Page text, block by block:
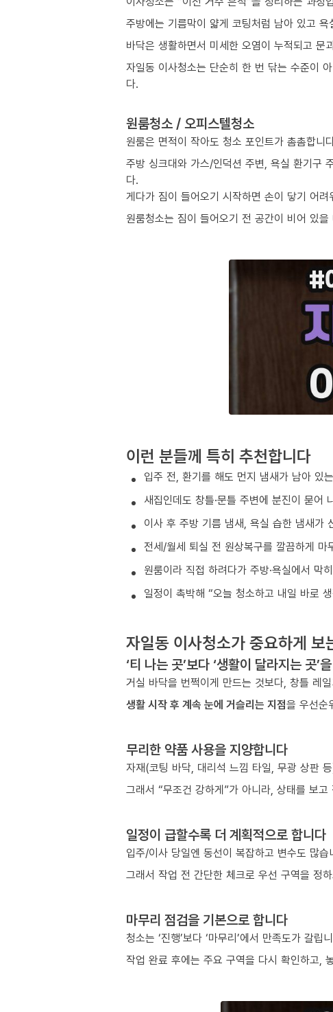
주방에는 기름막이 얇게 코팅처럼 남아 있고
바닥은 생활하면서 미세한 오염이 누적되고 문
자일동 이사청소는 단순히 한 번 닦는 수준이
다.
원룸청소 / 오피스텔청소
원룸은 면적이 작아도 청소 포인트가 촘촘합니
주방 싱크대와 가스/인덕션 주변, 욕실 환기구
다.
게다가 짐이 들어오기 시작하면 손이 닿기 어려
원룸청소는 짐이 들어오기 전 공간이 비어 있
이런 분들께 특히 추천합니다
입주 전, 환기를 해도 먼지 냄새가 남아 있
새집인데도 창틀·문틀 주변에 분진이 묻어
이사 후 주방 기름 냄새, 욕실 습한 냄새가
전세/월세 퇴실 전 원상복구를 깔끔하게 마
원룸이라 직접 하려다가 주방·욕실에서 막
일정이 촉박해 “오늘 청소하고 내일 바로
자일동 이사청소가 중요하게 보
‘티 나는 곳’보다 ‘생활이 달라지는 곳’
거실 바닥을 번쩍이게 만드는 것보다, 창틀 레
생활 시작 후 계속 눈에 거슬리는 지점을 우선순
무리한 약품 사용을 지양합니다
자재(코팅 바닥, 대리석 느낌 타일, 무광 상판
그래서 “무조건 강하게”가 아니라, 상태를 보
일정이 급할수록 더 계획적으로 합니다
입주/이사 당일엔 동선이 복잡하고 변수도 많습
그래서 작업 전 간단한 체크로 우선 구역을 정
마무리 점검을 기본으로 합니다
청소는 ‘진행’보다 ‘마무리’에서 만족도가 갈립
작업 완료 후에는 주요 구역을 다시 확인하고,